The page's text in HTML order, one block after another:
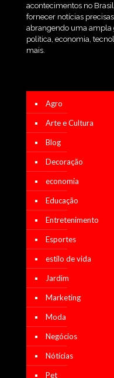
acontecimentos no
fornecer notícias
abrangendo uma ampla
política, economia,
mais.
Agro
Arte e Cultura
Blog
Decoração
economia
Educação
Entretenimento
Esportes
estilo de vida
Jardim
Marketing
Moda
Negócios
Nótícias
Pet